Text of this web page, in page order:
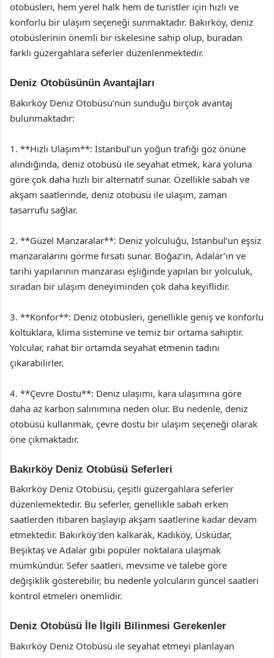
otobüsleri, hem yerel halk hem de turistler için hızlı ve
konforlu bir ulaşım seçeneği sunmaktadır. Bakırköy, deniz
otobüslerinin önemli bir iskelesine sahip olup, buradan
farklı güzergahlara seferler düzenlenmektedir.
Deniz Otobüsünün Avantajları
Bakırköy Deniz Otobüsü’nün sunduğu birçok avantaj
bulunmaktadır:
1. **Hızlı Ulaşım**: İstanbul’un yoğun trafiği göz önüne
alındığında, deniz otobüsü ile seyahat etmek, kara yoluna
göre çok daha hızlı bir alternatif sunar. Özellikle sabah ve
akşam saatlerinde, deniz otobüsü ile ulaşım, zaman
tasarrufu sağlar.
2. **Güzel Manzaralar**: Deniz yolculuğu, İstanbul’un eşsiz
manzaralarını görme fırsatı sunar. Boğaz’ın, Adalar’ın ve
tarihi yapılarının manzarası eşliğinde yapılan bir yolculuk,
sıradan bir ulaşım deneyiminden çok daha keyiflidir.
3. **Konfor**: Deniz otobüsleri, genellikle geniş ve konforlu
koltuklara, klima sistemine ve temiz bir ortama sahiptir.
Yolcular, rahat bir ortamda seyahat etmenin tadını
çıkarabilirler.
4. **Çevre Dostu**: Deniz ulaşımı, kara ulaşımına göre
daha az karbon salınımına neden olur. Bu nedenle, deniz
otobüsü kullanmak, çevre dostu bir ulaşım seçeneği olarak
öne çıkmaktadır.
Bakırköy Deniz Otobüsü Seferleri
Bakırköy Deniz Otobüsü, çeşitli güzergahlara seferler
düzenlemektedir. Bu seferler, genellikle sabah erken
saatlerden itibaren başlayıp akşam saatlerine kadar devam
etmektedir. Bakırköy’den kalkarak, Kadıköy, Üsküdar,
Beşiktaş ve Adalar gibi popüler noktalara ulaşmak
mümkündür. Sefer saatleri, mevsime ve talebe göre
değişiklik gösterebilir, bu nedenle yolcuların güncel saatleri
kontrol etmeleri önemlidir.
Deniz Otobüsü İle İlgili Bilinmesi Gerekenler
Bakırköy Deniz Otobüsü ile seyahat etmeyi planlayan